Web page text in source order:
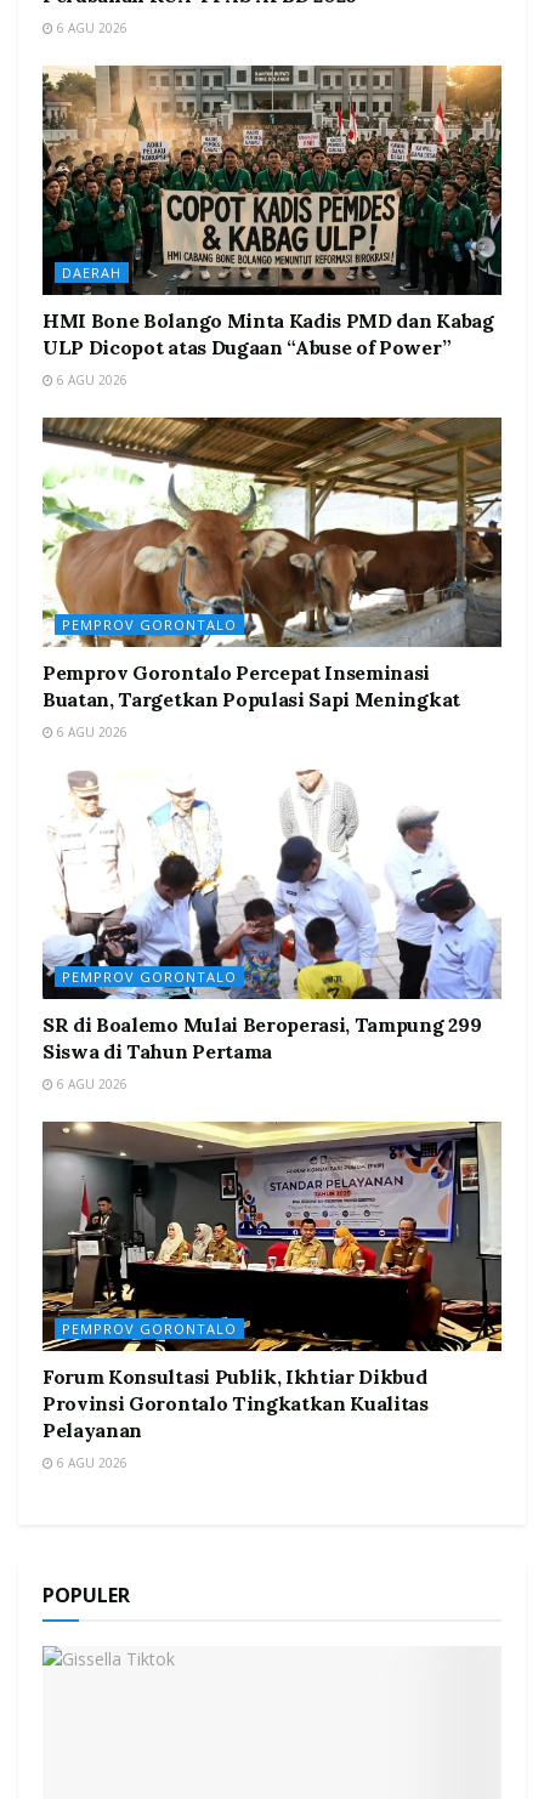
6 AGU 2026
DAERAH
HMI Bone Bolango Minta Kadis PMD dan Kabag
ULP Dicopot atas Dugaan “Abuse of Power”
6 AGU 2026
PEMPROV GORONTALO
Pemprov Gorontalo Percepat Inseminasi
Buatan, Targetkan Populasi Sapi Meningkat
6 AGU 2026
PEMPROV GORONTALO
SR di Boalemo Mulai Beroperasi, Tampung 299
Siswa di Tahun Pertama
6 AGU 2026
PEMPROV GORONTALO
Forum Konsultasi Publik, Ikhtiar Dikbud
Provinsi Gorontalo Tingkatkan Kualitas
Pelayanan
6 AGU 2026
POPULER